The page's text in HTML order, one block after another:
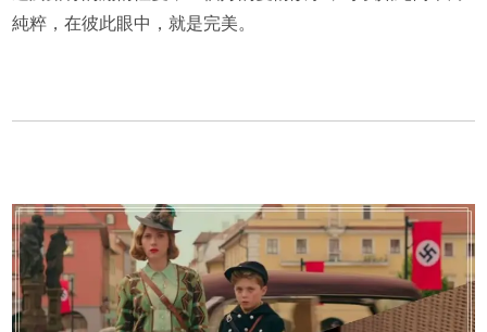
純粹，在彼此眼中，就是完美。